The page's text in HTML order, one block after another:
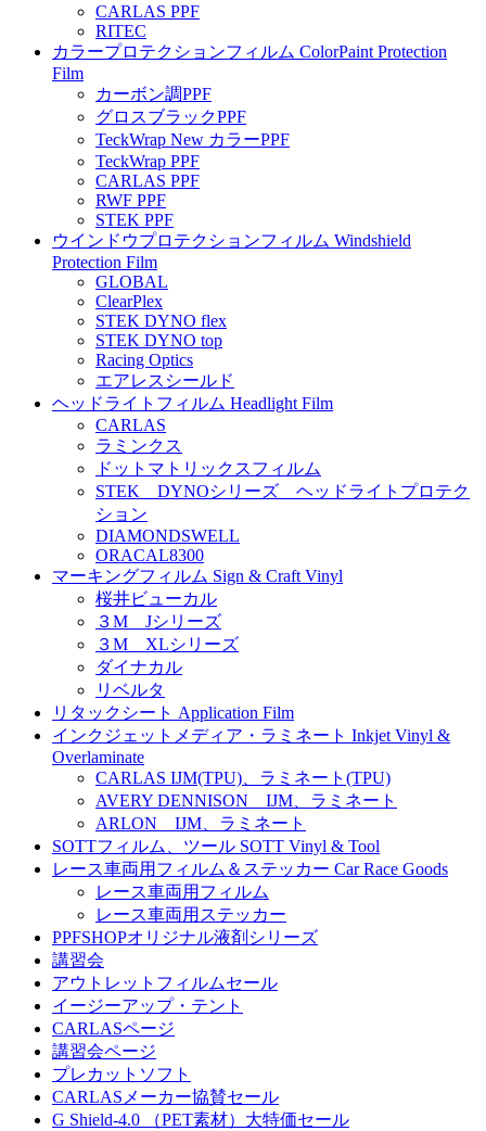
CARLAS PPF
RITEC
カラープロテクションフィルム ColorPaint Protection
Film
カーボン調PPF
グロスブラックPPF
TeckWrap New カラーPPF
TeckWrap PPF
CARLAS PPF
RWF PPF
STEK PPF
ウインドウプロテクションフィルム Windshield
Protection Film
GLOBAL
ClearPlex
STEK DYNO flex
STEK DYNO top
Racing Optics
エアレスシールド
ヘッドライトフィルム Headlight Film
CARLAS
ラミンクス
ドットマトリックスフィルム
STEK DYNOシリーズ ヘッドライトプロテク
ション
DIAMONDSWELL
ORACAL8300
マーキングフィルム Sign & Craft Vinyl
桜井ビューカル
３M Jシリーズ
３M XLシリーズ
ダイナカル
リベルタ
リタックシート Application Film
インクジェットメディア・ラミネート Inkjet Vinyl &
Overlaminate
CARLAS IJM(TPU)、ラミネート(TPU)
AVERY DENNISON IJM、ラミネート
ARLON IJM、ラミネート
SOTTフィルム、ツール SOTT Vinyl & Tool
レース車両用フィルム＆ステッカー Car Race Goods
レース車両用フィルム
レース車両用ステッカー
PPFSHOPオリジナル液剤シリーズ
講習会
アウトレットフィルムセール
イージーアップ・テント
CARLASページ
講習会ページ
プレカットソフト
CARLASメーカー協賛セール
G Shield-4.0 （PET素材）大特価セール